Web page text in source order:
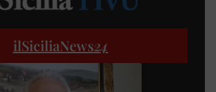
ilSiciliaNews24